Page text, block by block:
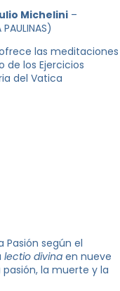
Michelini –
las meditaciones
de los Ejercicios
del Vatica
Pasión según el
lectio divina en nueve
la muerte y la